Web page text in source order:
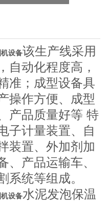
设备该生产线采用
自动化程度高，
准；成型设备具
操作方便、成型
产品质量好等 特
子计量装置、自
装置、外加剂加
、产品运输车、
系统等组成。
设备水泥发泡保温